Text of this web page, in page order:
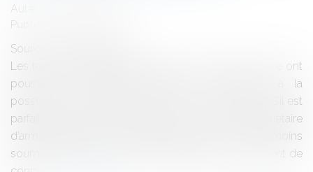
Auteur : BROGINI Benoît
Publié le :
Source :
Les tragiques attentats terroristes survenus en France ont
poussé de nombreux français à s’intéresser à la
possession ou la détention d’armes à leur domicile. S’il est
parfaitement légal en France de pouvoir être propriétaire
d’armes létales ou incapacitantes, cela reste néanmoins
soumis à des règles très contraignantes qu’il convient de